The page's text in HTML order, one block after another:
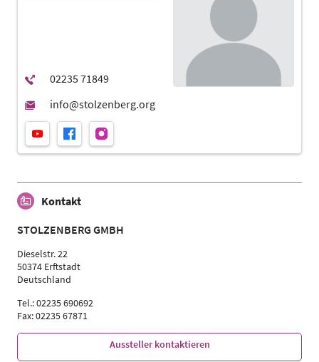
Kontakt
STOLZENBERG GMBH
Dieselstr. 22
50374 Erftstadt
Deutschland
Tel.: 02235 690692
Fax: 02235 67871
Aussteller kontaktieren